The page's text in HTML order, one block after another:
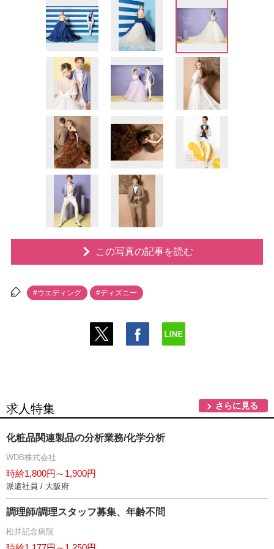
この写真の記事を読む
#ウエディング #ディズニー
求人特集 さらに見る
化粧品関連製品の分析業務/化学分析
WDB株式会社
時給1,800円～1,900円
派遣社員 / 大阪府
調理師/調理スタッフ募集、年齢不問
松井記念病院